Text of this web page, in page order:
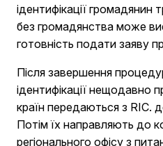
ідентифікації громадянин
без громадянства може
готовність подати заяву
Після завершення
ідентифікації нещодавно
країн передаються з RIC.
Потім їх направляють до
регіонального офісу з